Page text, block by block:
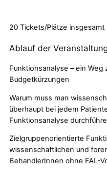
20 Tickets/Plätze insgesamt
Ablauf der Veranstaltung
Funktionsanalyse – ein Weg
Budgetkürzungen
Warum muss man
überhaupt bei jedem
Funktionsanalyse
Zielgruppenorientierte
wissenschaftlichen und
BehandlerInnen ohne FAL-